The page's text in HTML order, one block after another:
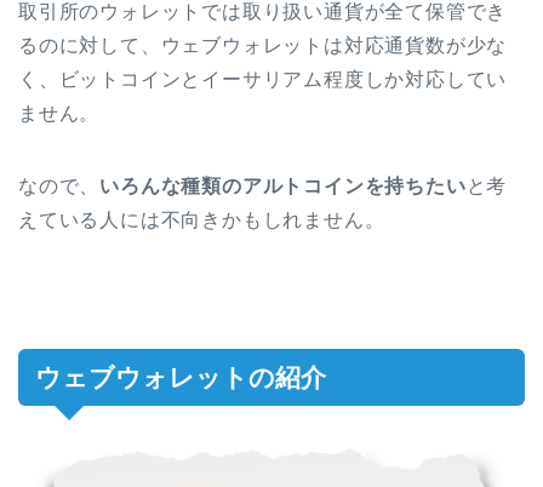
取引所のウォレットでは取り扱い通貨が全て保管でき
るのに対して、ウェブウォレットは対応通貨数が少な
く、ビットコインとイーサリアム程度しか対応してい
ません。
なので、 いろんな種類のアルトコインを持ちたい と考
えている人には不向きかもしれません。
ウェブウォレットの紹介